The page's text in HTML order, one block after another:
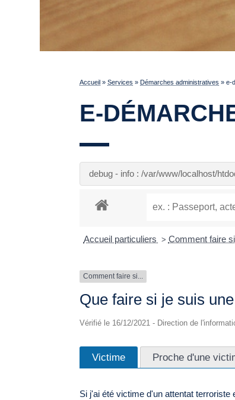
Accueil »Services » Démarches administratives »e-
E-
debug - info : /var/www/localhost/
Accueil particuliers > Comment faire si
Comment faire si...
Que faire si je suis
Vérifié le 16/12/2021 - Direction de
Victime Proche d'une
Si j'ai été victime d'un attentat